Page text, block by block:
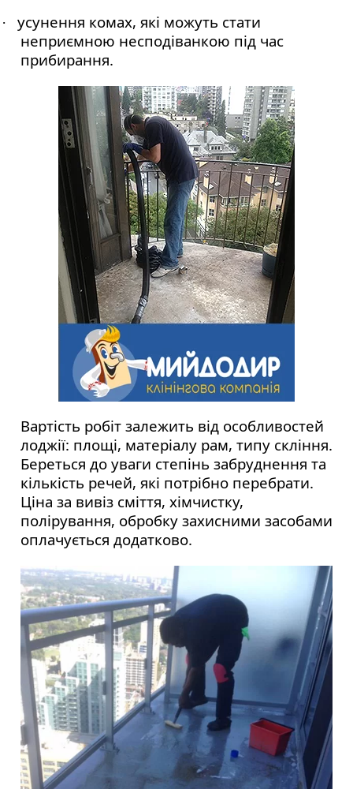
·
усунення комах, які можуть стати
неприємною несподіванкою під час
прибирання.
Вартість робіт залежить від особливостей
лоджії: площі, матеріалу рам, типу скління.
Береться до уваги степінь забруднення та
кількість речей, які потрібно перебрати.
Ціна за вивіз сміття, хімчистку,
полірування, обробку захисними засобами
оплачується додатково.